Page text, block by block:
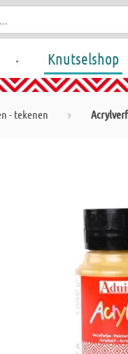
. Knutselshop
- tekenen Acrylverf